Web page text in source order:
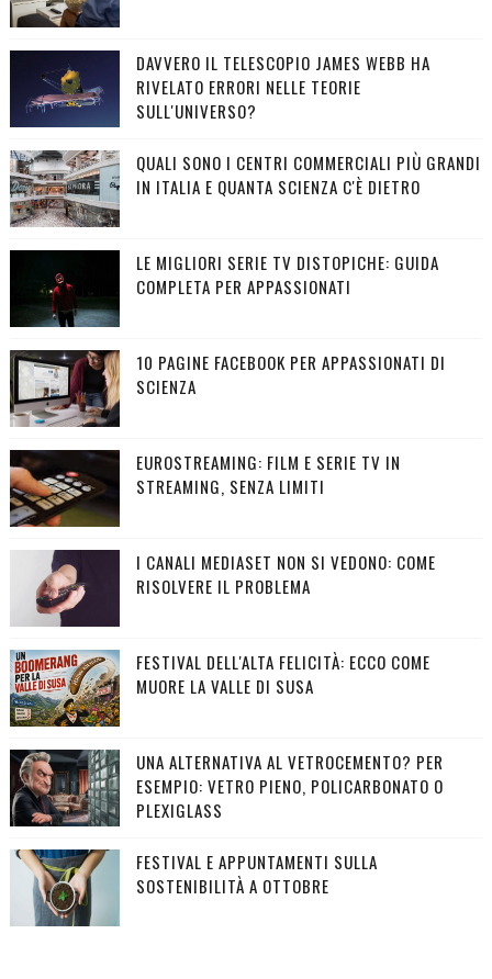
DAVVERO IL TELESCOPIO JAMES WEBB HA
RIVELATO ERRORI NELLE TEORIE
SULL'UNIVERSO?
QUALI SONO I CENTRI COMMERCIALI PIÙ GRANDI
IN ITALIA E QUANTA SCIENZA C'È DIETRO
LE MIGLIORI SERIE TV DISTOPICHE: GUIDA
COMPLETA PER APPASSIONATI
10 PAGINE FACEBOOK PER APPASSIONATI DI
SCIENZA
EUROSTREAMING: FILM E SERIE TV IN
STREAMING, SENZA LIMITI
I CANALI MEDIASET NON SI VEDONO: COME
RISOLVERE IL PROBLEMA
FESTIVAL DELL'ALTA FELICITÀ: ECCO COME
MUORE LA VALLE DI SUSA
UNA ALTERNATIVA AL VETROCEMENTO? PER
ESEMPIO: VETRO PIENO, POLICARBONATO O
PLEXIGLASS
FESTIVAL E APPUNTAMENTI SULLA
SOSTENIBILITÀ A OTTOBRE